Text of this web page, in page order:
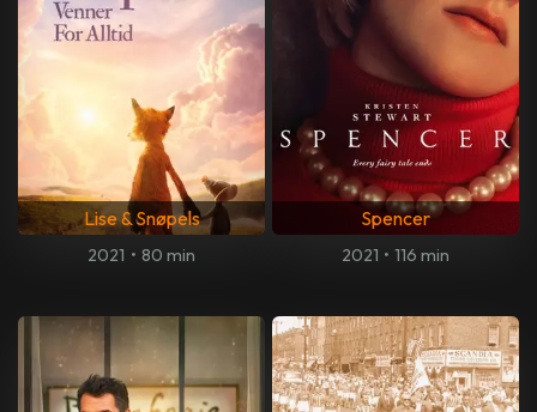
Lise & Snøpels
2021 • 80 min
Spencer
2021 • 116 min